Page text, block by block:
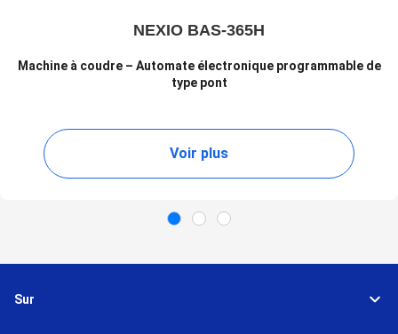
NEXIO BAS-365H
Machine à coudre – Automate électronique programmable de
type pont
Voir plus
Sur